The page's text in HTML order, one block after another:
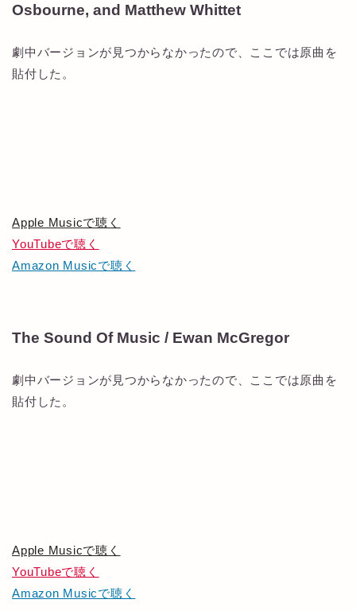
Osbourne, and Matthew Whittet
劇中バージョンが見つからなかったので、ここでは原曲を
貼付した。
Apple Musicで聴く
YouTubeで聴く
Amazon Musicで聴く
The Sound Of Music / Ewan McGregor
劇中バージョンが見つからなかったので、ここでは原曲を
貼付した。
Apple Musicで聴く
YouTubeで聴く
Amazon Musicで聴く